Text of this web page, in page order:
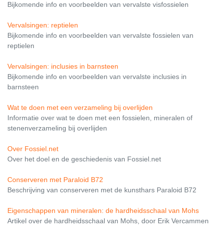
Bijkomende info en voorbeelden van vervalste visfossielen
Vervalsingen: reptielen
Bijkomende info en voorbeelden van vervalste fossielen van
reptielen
Vervalsingen: inclusies in barnsteen
Bijkomende info en voorbeelden van vervalste inclusies in
barnsteen
Wat te doen met een verzameling bij overlijden
Informatie over wat te doen met een fossielen, mineralen of
stenenverzameling bij overlijden
Over Fossiel.net
Over het doel en de geschiedenis van Fossiel.net
Conserveren met Paraloid B72
Beschrijving van conserveren met de kunsthars Paraloid B72
Eigenschappen van mineralen: de hardheidsschaal van Mohs
Artikel over de hardheidsschaal van Mohs, door Erik Vercammen